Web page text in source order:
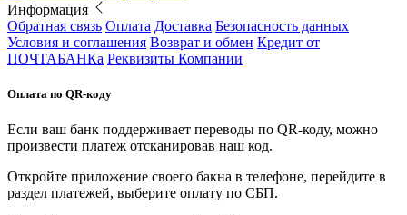
Информация
Обратная связь Оплата Доставка Безопасность данных
Условия и соглашения Возврат и обмен Кредит от
ПОЧТАБАНКа Реквизиты Компании
Оплата по QR-коду
Если ваш банк поддерживает переводы по QR-коду, можно
произвести платеж отсканировав наш код.
Откройте приложение своего бакна в телефоне, перейдите в
раздел платежей, выберите оплату по СБП.